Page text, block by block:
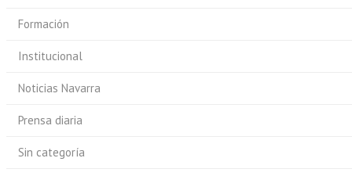
Formación
Institucional
Noticias Navarra
Prensa diaria
Sin categoría